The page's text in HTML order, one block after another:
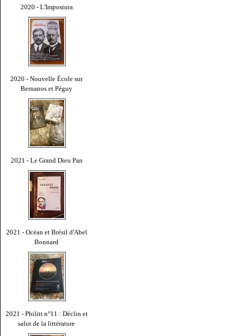
2020 - L'Impostura
2020 - Nouvelle École sur
Bernanos et Péguy
2021 - Le Grand Dieu Pan
2021 - Océan et Brésil d'Abel
Bonnard
2021 - Philitt n°11 : Déclin et
salut de la littérature